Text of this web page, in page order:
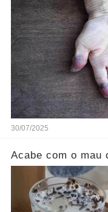
30/07/2025
Acabe com o mau